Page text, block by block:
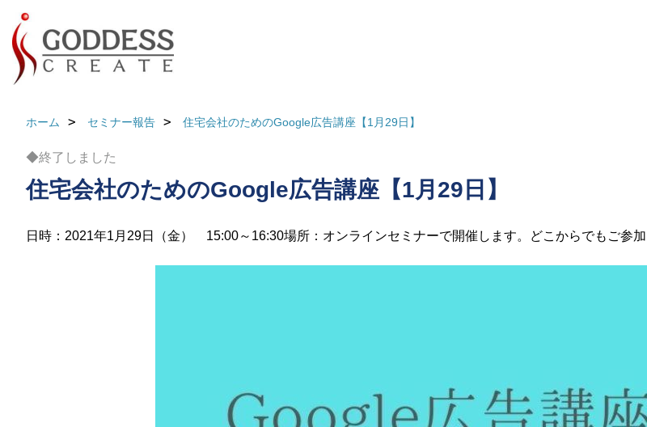
ホーム セミナー報告 住宅会社のためのGoogle広告講座【1月29日】
◆終了しました
住宅会社のためのGoogle広告講座【1月29日】
日時：2021年1月29日（金） 15:00～16:30場所：オンラインセミナーで開催します。どこからでもご参加